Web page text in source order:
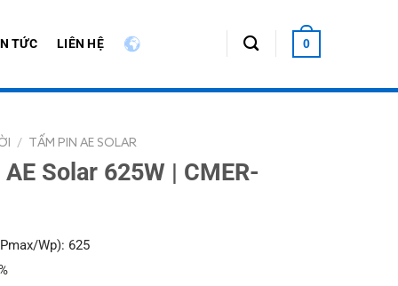
TỨC LIÊN HỆ 0
/ TẤM PIN AE SOLAR
Solar 625W | CMER-
Wp): 625